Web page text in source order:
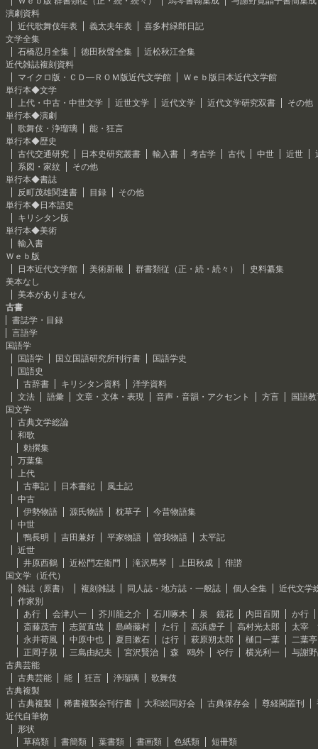
演劇資料
近代歌舞伎年表
義太夫年表
喜多村緑郎日記
文学全集
石橋忍月全集
徳田秋聲全集
近松秋江全集
近代雑誌複刻資料
マイクロ版・ＣＤ―ＲＯＭ版近代文学館
Ｗｅｂ版日本近代文学館
単行本◆文学
上代・中古・中世文学
近世文学 近代文学 近代文学研究双書
その他
単行本◆演劇
歌舞伎・浄瑠璃
能・狂言
単行本◆歴史
古代交通研究
日本史研究叢書 輸入書 考古学 古代 中世 近世
系図・家紋
その他
単行本◆書誌
反町茂雄関連書
目録
その他
単行本◆日本語史
キリシタン版
単行本◆美術
輸入書
Ｗｅｂ版
日本近代文学館
美術新報 群書類従（正・続・続々）
史料纂集
美本なし
美本がありません
古書
書誌学・目録
言語学
国語学
国語学
国立国語研究所刊行書
国語学史
国語史
古辞書
キリシタン資料
洋学資料
文法
語彙 文章・文体・表現 音声・音韻・アクセント 方言
国語
国文学
古典文学総論
和歌
勅撰集
万葉集
上代
古事記
日本書紀
風土記
中古
伊勢物語
源氏物語 枕草子
今昔物語集
中世
鴨長明
吉田兼好 平家物語 曽我物語
太平記
近世
井原西鶴
近松門左衛門 滝沢馬琴 上田秋成
俳諧
国文学（近代）
雑誌（原書）
複刻雑誌 同人誌・地方誌・一般誌 個人全集
近代文学
作家別
あ行
会津八一 芥川龍之介 石川啄木 泉 鏡花 内田百閒
か行
斎藤茂吉
志賀直哉 島崎藤村 た行 高浜虚子 高村光太郎
太宰
永井荷風
中原中也 夏目漱石 は行 萩原朔太郎 樋口一葉
二葉
正岡子規
三島由紀夫 宮沢賢治 森 鴎外 や行 横光利一
与謝
古典芸能
古典芸能
能 狂言 浄瑠璃
歌舞伎
古典複製
古典複製
稀書複製会刊行書 大和絵同好会 古典保存会 尊経閣叢刊
近代自筆物
形状
草稿類
書簡類 葉書類 書画類 色紙類
短冊類